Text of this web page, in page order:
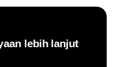
lebih lanjut